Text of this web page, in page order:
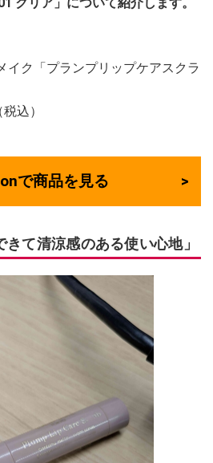
イク「プランプリップケアスクラ
込）
で商品を見る
きて清涼感のある使い心地」